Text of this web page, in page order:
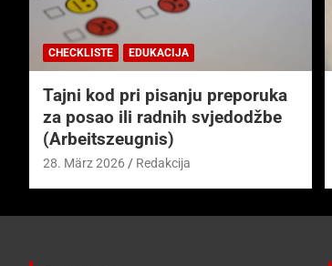
CHECKLISTE EDUKACIJA
Tajni kod pri pisanju preporuka
za posao ili radnih svjedodžbe
(Arbeitszeugnis)
28. März 2026 Redakcija